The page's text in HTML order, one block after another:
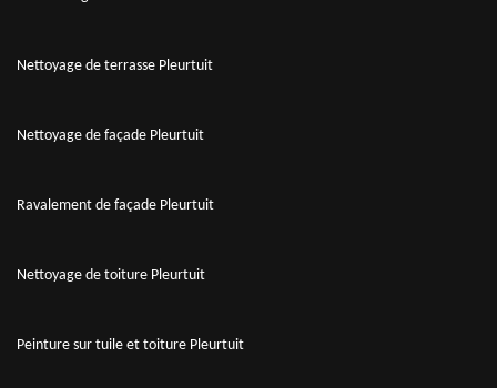
Nettoyage de terrasse Pleurtuit
Nettoyage de façade Pleurtuit
Ravalement de façade Pleurtuit
Nettoyage de toiture Pleurtuit
Peinture sur tuile et toiture Pleurtuit